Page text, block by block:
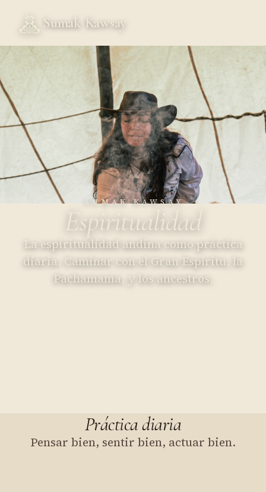
Sumak Kawsay
SUMAK KAWSAY
Espiritualidad
La espiritualidad andina como práctica
diaria. Caminar con el Gran Espíritu, la
Pachamama, y los ancestros.
Práctica diaria
Pensar bien, sentir bien, actuar bien.